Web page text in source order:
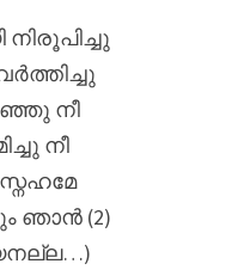
നീ
നീ
ഞാന്‍ (2)